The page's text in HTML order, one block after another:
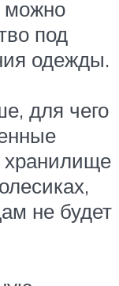
можно
под
одежды.
для чего
хранилище
не будет